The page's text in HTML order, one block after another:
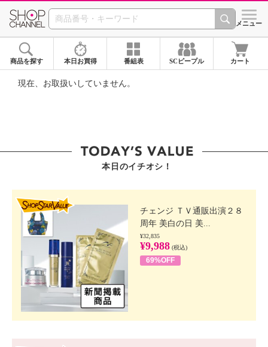
SHOP CHANNEL ショッ
メニュー
商品を探す 本日お買得 番組表 SCピープル カート
現在、お取扱いしていません。
本日のイチオシ！
チェンジ ＴＶ通販出演２８
周年 美白の日 美...
¥32,835
¥9,988 (税込)
69%OFF